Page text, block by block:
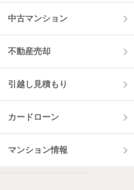
中古マンション
不動産売却
引越し見積もり
カードローン
マンション情報